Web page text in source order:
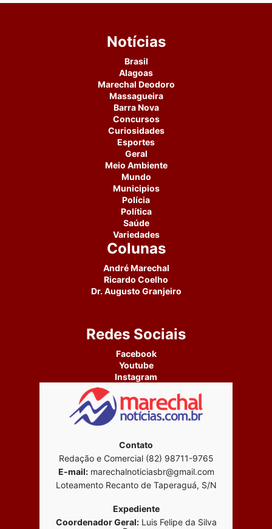
Notícias
Brasil
Alagoas
Marechal Deodoro
Massagueira
Barra Nova
Concursos
Curiosidades
Esportes
Geral
Meio Ambiente
Mundo
Municipios
Polícia
Política
Saúde
Variedades
Colunas
André Marechal
Ricardo Coelho
Dr. Augusto Granjeiro
Redes Sociais
Facebook
Youtube
Instagram
Contato
Redação e Comercial (82) 98711-9765
E-mail:marechalnoticiasbr@gmail.com
Loteamento Recanto de Taperaguá, S/N
Expediente
Coordenador Geral:Luis Felipe da Silva